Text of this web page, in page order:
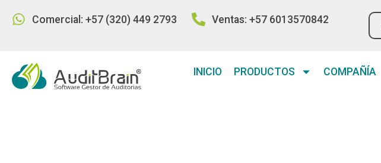
Comercial: +57 (320) 449 2793 Ventas: +57 6013570842
INICIO PRODUCTOS COMPAÑÍA